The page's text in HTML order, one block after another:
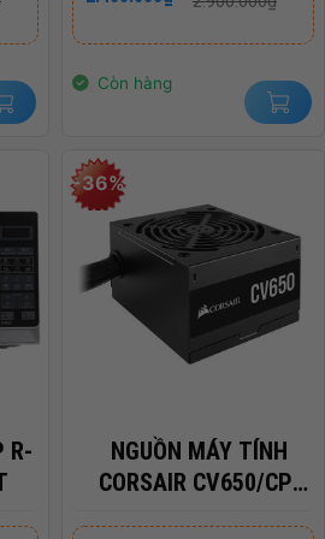
2.900.000₫.
là:
Còn hàng
R-
-36%
NGUỒN MÁY TÍNH
CORSAIR CV650/CP-